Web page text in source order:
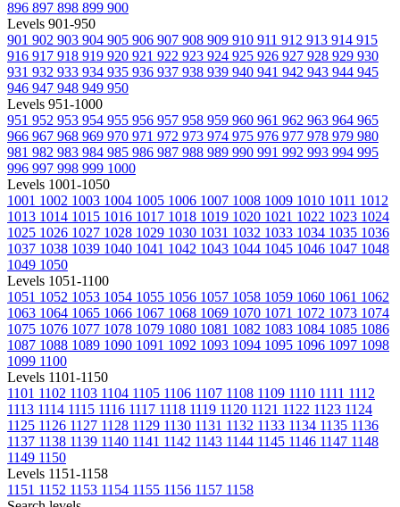
896 897 898 899 900
Levels 901-950
901 902 903 904 905 906 907 908 909 910 911 912 913 914 915
916 917 918 919 920 921 922 923 924 925 926 927 928 929 930
931 932 933 934 935 936 937 938 939 940 941 942 943 944 945
946 947 948 949 950
Levels 951-1000
951 952 953 954 955 956 957 958 959 960 961 962 963 964 965
966 967 968 969 970 971 972 973 974 975 976 977 978 979 980
981 982 983 984 985 986 987 988 989 990 991 992 993 994 995
996 997 998 999 1000
Levels 1001-1050
1001 1002 1003 1004 1005 1006 1007 1008 1009 1010 1011 1012
1013 1014 1015 1016 1017 1018 1019 1020 1021 1022 1023 1024
1025 1026 1027 1028 1029 1030 1031 1032 1033 1034 1035 1036
1037 1038 1039 1040 1041 1042 1043 1044 1045 1046 1047 1048
1049 1050
Levels 1051-1100
1051 1052 1053 1054 1055 1056 1057 1058 1059 1060 1061 1062
1063 1064 1065 1066 1067 1068 1069 1070 1071 1072 1073 1074
1075 1076 1077 1078 1079 1080 1081 1082 1083 1084 1085 1086
1087 1088 1089 1090 1091 1092 1093 1094 1095 1096 1097 1098
1099 1100
Levels 1101-1150
1101 1102 1103 1104 1105 1106 1107 1108 1109 1110 1111 1112
1113 1114 1115 1116 1117 1118 1119 1120 1121 1122 1123 1124
1125 1126 1127 1128 1129 1130 1131 1132 1133 1134 1135 1136
1137 1138 1139 1140 1141 1142 1143 1144 1145 1146 1147 1148
1149 1150
Levels 1151-1158
1151 1152 1153 1154 1155 1156 1157 1158